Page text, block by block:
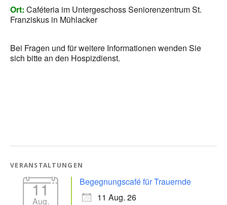
Ort: Caféteria im Untergeschoss Seniorenzentrum St.
Franziskus in Mühlacker
Bei Fragen und für weitere Informationen wenden Sie
sich bitte an den Hospizdienst.
VERANSTALTUNGEN
11
Aug.
Begegnungscafé für Trauernde
11 Aug. 26